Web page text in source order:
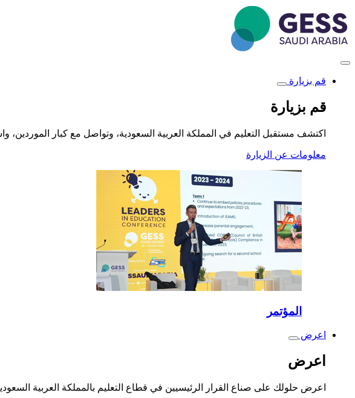
تجاوز
إلى
المحتوى
الرئيسي
قم بزيارة
Toggle
قم بزيارة
اكتشف مستقبل التعليم في المملكة العربية السعودية، وتواصل مع كبار الموردين،
معلومات عن الزيارة
المؤتمر
اعرض
Toggle
اعرض
اعرض حلولك على صناع القرار الرئيسيين في قطاع التعليم بالمملكة العربية